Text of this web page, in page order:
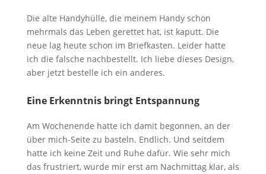
Die alte Handyhülle, die meinem Handy schon
mehrmals das Leben gerettet hat, ist kaputt. Die
neue lag heute schon im Briefkasten. Leider hatte
ich die falsche nachbestellt. Ich liebe dieses Design,
aber jetzt bestelle ich ein anderes.
Eine Erkenntnis bringt Entspannung
Am Wochenende hatte ich damit begonnen, an der
über mich-Seite zu basteln. Endlich. Und seitdem
hatte ich keine Zeit und Ruhe dafür. Wie sehr mich
das frustriert, wurde mir erst am Nachmittag klar, als